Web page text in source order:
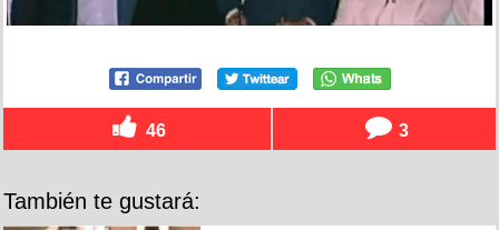
46 3
También te gustará: